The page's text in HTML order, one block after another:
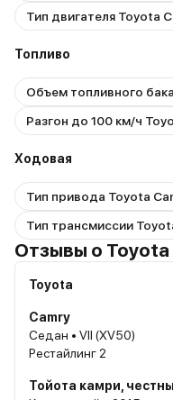
Тип двигателя Toyota
Топливо
Объем топливного
Разгон до 100 км/ч
Ходовая
Тип привода Toyota
Тип трансмиссии
Отзывы о Toyota
Toyota
Camry
Седан • VII (XV50)
Рестайлинг 2
Тойота камри,